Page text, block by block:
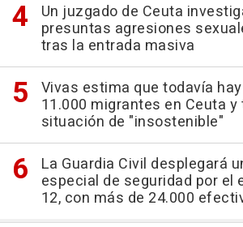
Un juzgado de Ceuta
presuntas agresiones
tras la entrada masiva
Vivas estima que todavía
11.000 migrantes en Ceuta y
situación de "insostenible"
La Guardia Civil desplegará
especial de seguridad por el
12, con más de 24.000